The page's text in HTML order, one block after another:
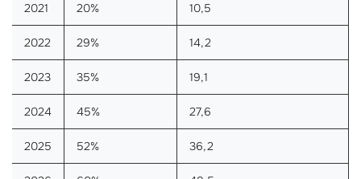
2021 20% 10,5
2022 29% 14,2
2023 35% 19,1
2024 45% 27,6
2025 52% 36,2